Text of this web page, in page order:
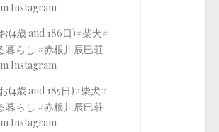
Instagram
(4歳 and 186日)#柴犬#
暮らし #赤根川辰巳荘
Instagram
(4歳 and 185日)#柴犬#
暮らし #赤根川辰巳荘
Instagram